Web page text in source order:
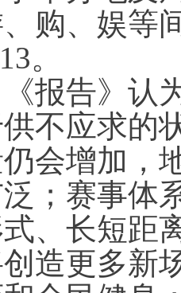
购、娱等
。
告》认
不应求的
会增加，
；赛事体
、长短距
造更多新